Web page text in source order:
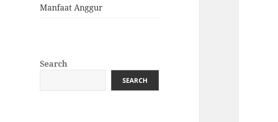
Manfaat Anggur
Search
SEARCH